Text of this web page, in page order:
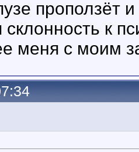
проползёт
склонность к
меня с моим